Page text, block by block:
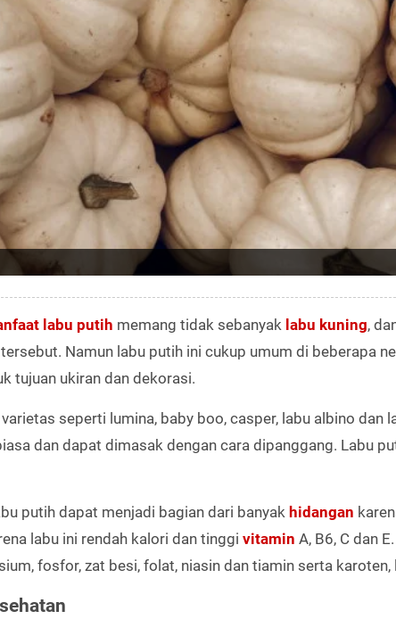
labu putih memang tidak sebanyak labu kuning,
Namun labu putih ini cukup umum di beberapa
tujuan ukiran dan dekorasi.
seperti lumina, baby boo, casper, labu albino dan
dan dapat dimasak dengan cara dipanggang. Labu
putih dapat menjadi bagian dari banyak hidangan
labu ini rendah kalori dan tinggi vitamin A, B6, C dan
fosfor, zat besi, folat, niasin dan tiamin serta karoten,